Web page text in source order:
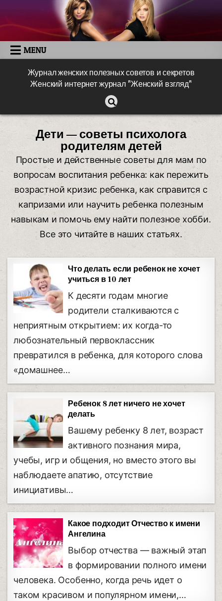
MENU
Журнал женских полезных советов и секретов
Женский интернет журнал "Женский взгляд"
Дети — советы психолога
родителям детей
Простые и действенные советы для мам по
вопросам воспитания ребенка: как пережить
возрастной кризис ребенка, как справится с
капризами или научить ребенка полезным
навыкам и помочь ему найти полезное хобби.
Все это читайте в наших статьях.
Что делать если ребенок не хочет
учиться в 10 лет
К десяти годам многие
родители сталкиваются с
неприятным открытием: их когда-то
любознательный первоклассник
превратился в ребенка, для которого слова
«домашнее…
Ребенок 8 лет ничего не хочет
делать
Вашему ребенку 8 лет, возраст
активного познания мира,
учебы, игр и общения, но вместо этого вы
наблюдаете апатию, отсутствие
инициативы…
Какое подходит Отчество к имени
Ангелина
Выбор отчества — важный этап
в формировании полного имени
человека. Особенно, когда речь идет о
таком красивом и популярном имени,…